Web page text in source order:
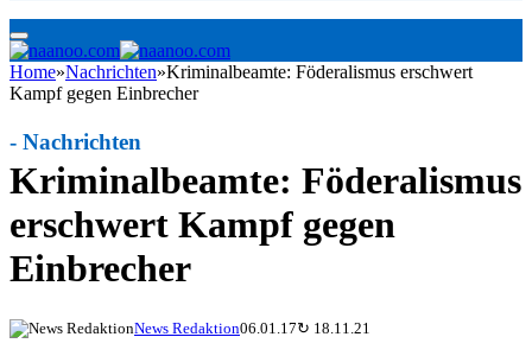
Home»Nachrichten»Kriminalbeamte: Föderalismus erschwert
Kampf gegen Einbrecher
Kriminalbeamte: Föderalismus
erschwert Kampf gegen
Einbrecher
- Nachrichten
News Redaktion06.01.17↻ 18.11.21